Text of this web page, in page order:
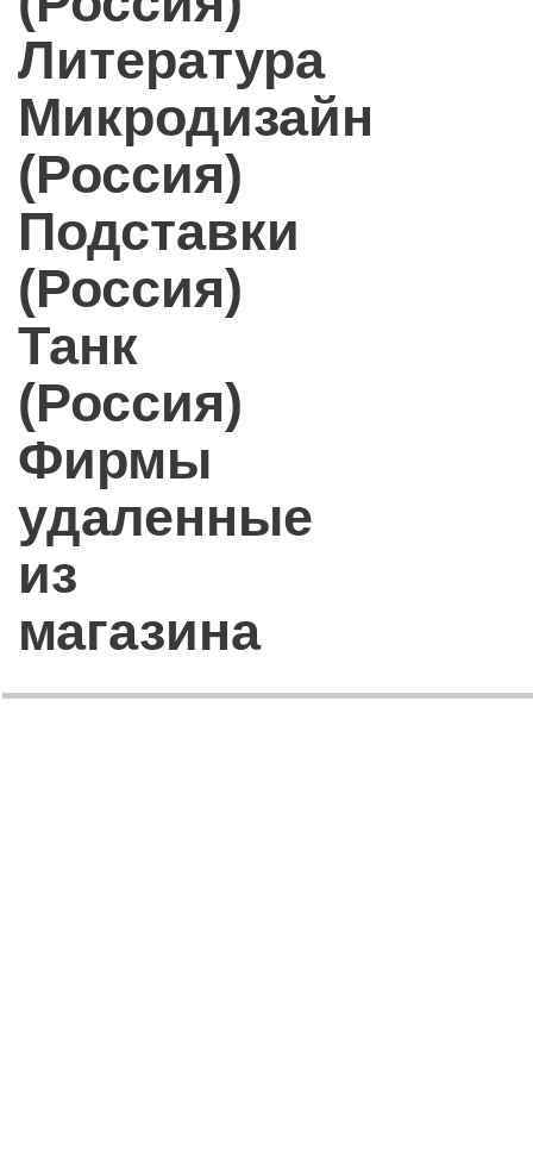
Литература
Микродизайн
(Россия)
Подставки
(Россия)
Танк
(Россия)
Фирмы
удаленные
из
магазина